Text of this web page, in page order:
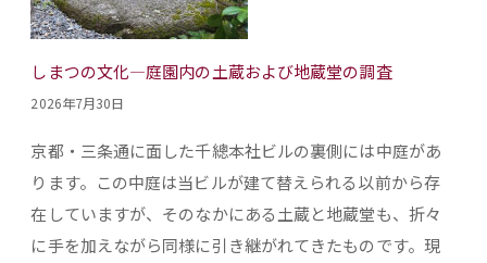
しまつの文化―庭園内の土蔵および地蔵堂の調査
2026年7月30日
京都・三条通に面した千總本社ビルの裏側には中庭があ
ります。この中庭は当ビルが建て替えられる以前から存
在していますが、そのなかにある土蔵と地蔵堂も、折々
に手を加えながら同様に引き継がれてきたものです。現